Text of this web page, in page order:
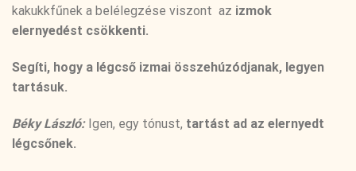
kakukkfűnek a belélegzése viszont az izmok
elernyedést csökkenti.
Segíti, hogy a légcső izmai összehúzódjanak, legyen
tartásuk.
Béky László: Igen, egy tónust, tartást ad az elernyedt
légcsőnek.